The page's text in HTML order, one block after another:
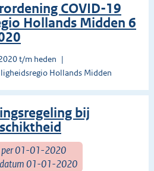
COVID-19
Hollands Midden 6
t/m heden
Hollands Midden
bij
per 01-01-2020
01-01-2020